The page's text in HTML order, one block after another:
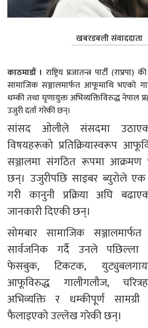
खबरडबली संवाददाता
काठमाडौं । राष्ट्रिय प्रजातन्त्र पार्टी
सामाजिक सञ्जालमार्फत आफूमाथि भएको
धम्की तथा घृणायुक्त अभिव्यक्तिविरुद्ध नेपाल
उजुरी दर्ता गरेकी छन्।
सांसद ओलीले संसदमा
विषयहरूको प्रतिक्रियास्वरूप
सञ्जालमा संगठित रूपमा आक्रमण
छन्। उजुरीपछि साइबर ब्युरोले एक
गरी कानुनी प्रक्रिया अघि
जानकारी दिएकी छन्।
सोमबार सामाजिक
सार्वजनिक गर्दै उनले पछिल्ला
फेसबुक, टिकटक,
आफूविरुद्ध गालीगलौज,
अभिव्यक्ति र धम्कीपूर्ण
फैलाइएको उल्लेख गरेकी छन्।